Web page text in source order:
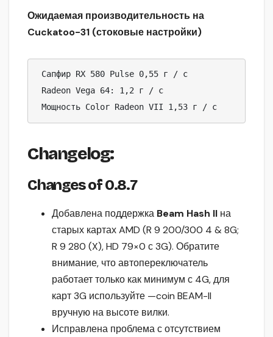
Ожидаемая производительность на
Cuckatoo-31 (стоковые настройки)
Мощность Color Radeon VII 1,53 г / с
Changelog:
Changes of 0.8.7
Добавлена поддержка Beam Hash II на
старых картах AMD (R 9 200/300 4 & 8G;
R 9 280 (X), HD 79×0 с 3G). Обратите
внимание, что автопереключатель
работает только как минимум с 4G, для
карт 3G используйте —coin BEAM-II
вручную на высоте вилки.
Исправлена проблема с отсутствием